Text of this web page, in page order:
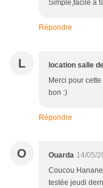
Simple,facile a
Répondre
L location salle
Merci pour
bon :)
Répondre
O Ouarda 14/05/
Coucou
testée jeudi